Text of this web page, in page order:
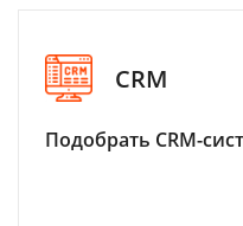
CRM
Подобрать CRM-